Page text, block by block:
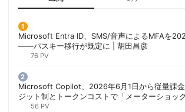
Microsoft Entra ID、SMS/音声によるMFAを
——パスキー移行が既定に | 胡田昌彦
76 PV
Microsoft Copilot、2026年6月1日から従量課
ジット制とトークンコストで「メーターショッ
法 | 胡田昌彦
56 PV